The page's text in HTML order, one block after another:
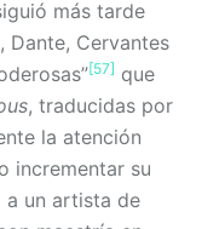
más tarde
Dante, Cervantes
[57] que
, traducidas por
la atención
incrementar su
a un artista de